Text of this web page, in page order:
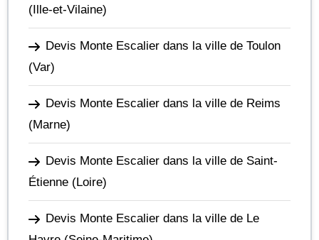
(Ille-et-Vilaine)
Devis Monte Escalier dans la ville de Toulon
(Var)
Devis Monte Escalier dans la ville de Reims
(Marne)
Devis Monte Escalier dans la ville de Saint-
Étienne (Loire)
Devis Monte Escalier dans la ville de Le